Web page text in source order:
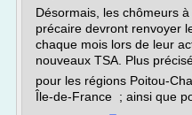
Désormais, les chômeurs
précaire devront renvoyer
chaque mois lors de leur
nouveaux TSA. Plus
pour les régions Poitou-
Île-de-France ; ainsi que